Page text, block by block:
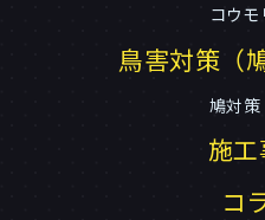
コウ
鳥害対策（
鳩対
施
コ